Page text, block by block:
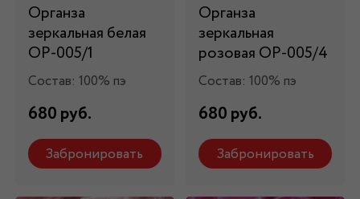
Органза
зеркальная белая
ОР-005/1
Состав: 100% пэ
680 руб.
Забронировать
Органза
зеркальная
розовая ОР-005/4
Состав: 100% пэ
680 руб.
Забронировать